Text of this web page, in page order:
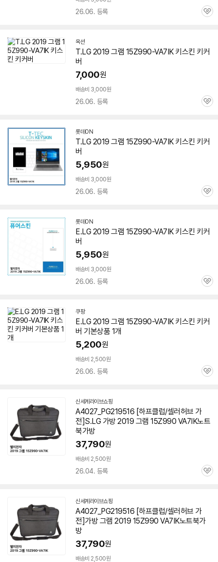
26.06. 등록
관
옥션
T.LG 2019 그램 15Z990-VA7IK키스킨 키커
버
7,000원
배송비 3,000원
26.06. 등록
관
롯데ON
T.LG 2019 그램 15Z990-VA7IK키스킨 키커
버
5,950원
배송비 3,000원
26.06. 등록
관
롯데ON
E.LG 2019 그램 15Z990-VA7IK키스킨 키커
버
5,950원
배송비 3,000원
26.06. 등록
관
쿠팡
E.LG 2019 그램 15Z990-VA7IK키스킨 키커
버 기본상품 1개
5,200원
배송비 2,500원
26.06. 등록
관
신세계라이브쇼핑
A4027_PG219516 [하프클럽/셀러허브 가
전]S.LG 가방 2019 그램 15Z990 VA7IK노트
북가방
37,790원
배송비 2,500원
26.04. 등록
관
신세계라이브쇼핑
A4027_PG219516 [하프클럽/셀러허브 가
전]가방 그램 2019 15Z990 VA7IK노트북가
방
37,790원
배송비 2,500원